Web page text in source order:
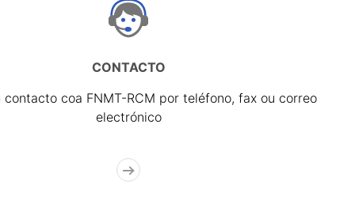
CONTACTO
contacto coa FNMT-RCM por teléfono, fax ou correo
electrónico